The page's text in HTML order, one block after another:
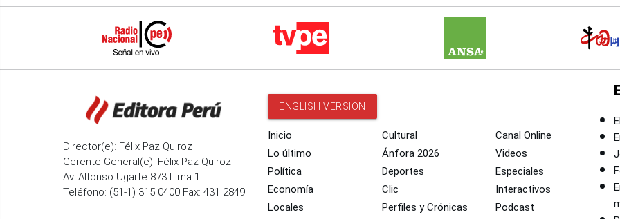
Director(e): Félix Paz Quiroz
Gerente General(e): Félix Paz Quiroz
Av. Alfonso Ugarte 873 Lima 1
Teléfono: (51-1) 315 0400 Fax: 431 2849
ENGLISH VERSION
Inicio
Lo último
Política
Economía
Locales
Cultural
Ánfora 2026
Deportes
Clic
Perfiles y Crónicas
Canal Online
Videos
Especiales
Interactivos
Podcast